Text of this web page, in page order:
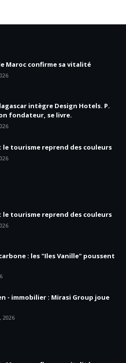
Maroc confirme sa vitalité
intègre Design Hotels. P.
fondateur, se livre.
le tourisme reprend des couleurs
le tourisme reprend des couleurs
: les "Iles Vanille" poussent
- immobilier : Mirasi Group joue
2026